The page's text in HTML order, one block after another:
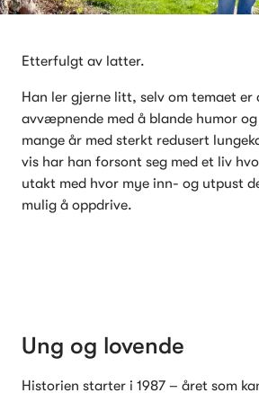
Etterfulgt av latter.
Han ler gjerne litt, selv om temaet er
avvæpnende med å blande humor
mange år med sterkt redusert
vis har han forsont seg med et liv
utakt med hvor mye inn- og utpust
mulig å oppdrive.
Ung og lovende
Historien starter i 1987 – året som